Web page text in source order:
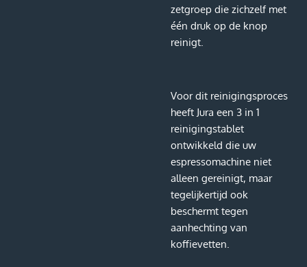
zetgroep die zichzelf met
één druk op de knop
reinigt.
Voor dit reinigingsproces
heeft Jura een 3 in 1
reinigingstablet
ontwikkeld die uw
espressomachine niet
alleen gereinigt, maar
tegelijkertijd ook
beschermt tegen
aanhechting van
koffievetten.